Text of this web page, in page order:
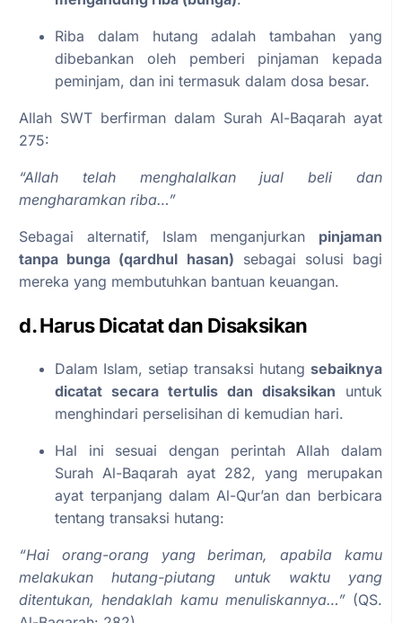
Riba dalam hutang adalah tambahan yang
dibebankan oleh pemberi pinjaman kepada
peminjam, dan ini termasuk dalam dosa besar.
Allah SWT berfirman dalam Surah Al-Baqarah ayat
275:
“Allah telah menghalalkan jual beli dan
mengharamkan riba…”
Sebagai alternatif, Islam menganjurkan pinjaman
tanpa bunga (qardhul hasan) sebagai solusi bagi
mereka yang membutuhkan bantuan keuangan.
d. Harus Dicatat dan Disaksikan
Dalam Islam, setiap transaksi hutang sebaiknya
dicatat secara tertulis dan disaksikan untuk
menghindari perselisihan di kemudian hari.
Hal ini sesuai dengan perintah Allah dalam
Surah Al-Baqarah ayat 282, yang merupakan
ayat terpanjang dalam Al-Qur’an dan berbicara
tentang transaksi hutang:
“Hai orang-orang yang beriman, apabila kamu
melakukan hutang-piutang untuk waktu yang
ditentukan, hendaklah kamu menuliskannya…”(QS.